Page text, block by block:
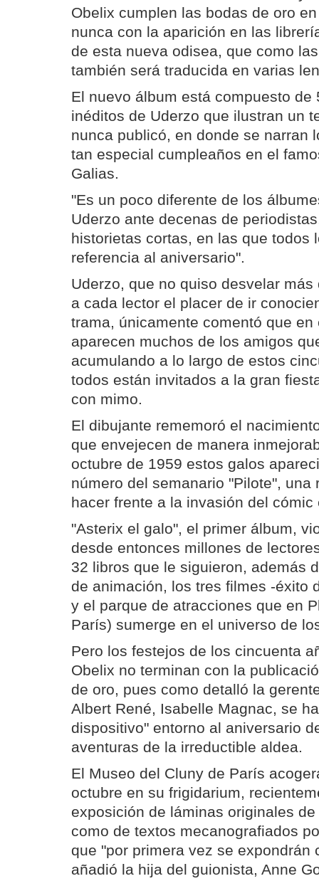
Obelix cumplen las bodas de oro
nunca con la aparición en las
de esta nueva odisea, que como
también será traducida en varias
El nuevo álbum está compuesto de
inéditos de Uderzo que ilustran un
nunca publicó, en donde se narran
tan especial cumpleaños en el
Galias.
"Es un poco diferente de los
Uderzo ante decenas de
historietas cortas, en las que todos
referencia al aniversario".
Uderzo, que no quiso desvelar
a cada lector el placer de ir
trama, únicamente comentó que en
aparecen muchos de los amigos
acumulando a lo largo de estos
todos están invitados a la gran
con mimo.
El dibujante rememoró el
que envejecen de manera
octubre de 1959 estos galos
número del semanario "Pilote", una
hacer frente a la invasión del
"Asterix el galo", el primer álbum,
desde entonces millones de
32 libros que le siguieron, además
de animación, los tres filmes -éxito
y el parque de atracciones que en
París) sumerge en el universo de
Pero los festejos de los cincuenta
Obelix no terminan con la
de oro, pues como detalló la
Albert René, Isabelle Magnac, se
dispositivo" entorno al aniversario
aventuras de la irreductible aldea.
El Museo del Cluny de París
octubre en su frigidarium,
exposición de láminas originales
como de textos mecanografiados
que "por primera vez se expondrán
añadió la hija del guionista, Anne